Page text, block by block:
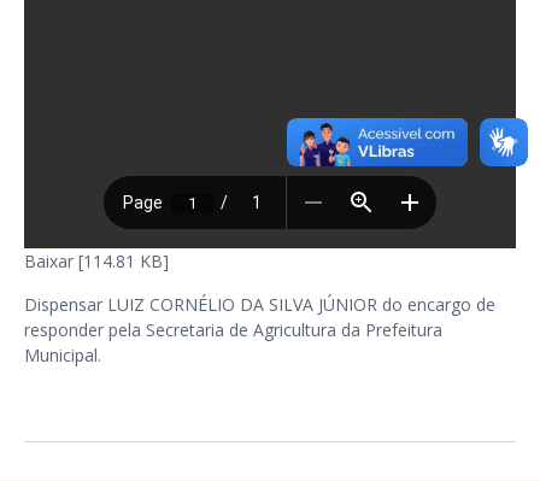
Baixar [114.81 KB]
Dispensar LUIZ CORNÉLIO DA SILVA JÚNIOR do encargo de
responder pela Secretaria de Agricultura da Prefeitura
Municipal.